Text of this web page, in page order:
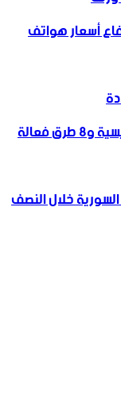
أسعار هواتف
لماذا أصبح هاتفك بطيئًا؟ 6 أسباب رئيسية و8 طرق فعالة
خلال النصف